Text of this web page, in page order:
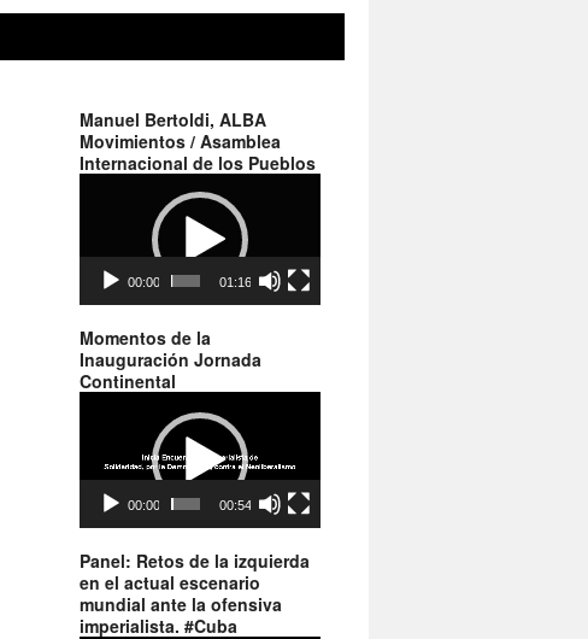
Manuel Bertoldi, ALBA
Movimientos / Asamblea
Internacional de los Pueblos
00:00 01:16
Momentos de la
Inauguración Jornada
Continental
00:00 00:54
Panel: Retos de la izquierda
en el actual escenario
mundial ante la ofensiva
imperialista. #Cuba